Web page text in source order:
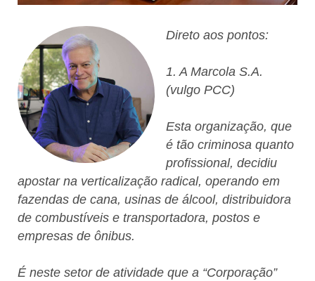
Direto aos pontos:
1. A Marcola S.A.
(vulgo PCC)
Esta organização, que
é tão criminosa quanto
profissional, decidiu
apostar na verticalização radical, operando em
fazendas de cana, usinas de álcool, distribuidora
de combustíveis e transportadora, postos e
empresas de ônibus.
É neste setor de atividade que a “Corporação”